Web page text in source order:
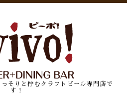
そりと佇むクラフトビール専門店で
す！